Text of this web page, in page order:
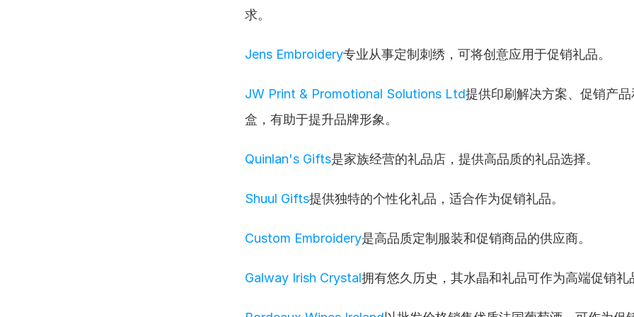
求。
Jens Embroidery专业从事定制刺绣，可将创意应用于促销礼品。
JW Print & Promotional Solutions Ltd提供印刷解决方案、促销产
盒，有助于提升品牌形象。
Quinlan's Gifts是家族经营的礼品店，提供高品质的礼品选择。
Shuul Gifts提供独特的个性化礼品，适合作为促销礼品。
Custom Embroidery是高品质定制服装和促销商品的供应商。
Galway Irish Crystal拥有悠久历史，其水晶和礼品可作为高端促销礼